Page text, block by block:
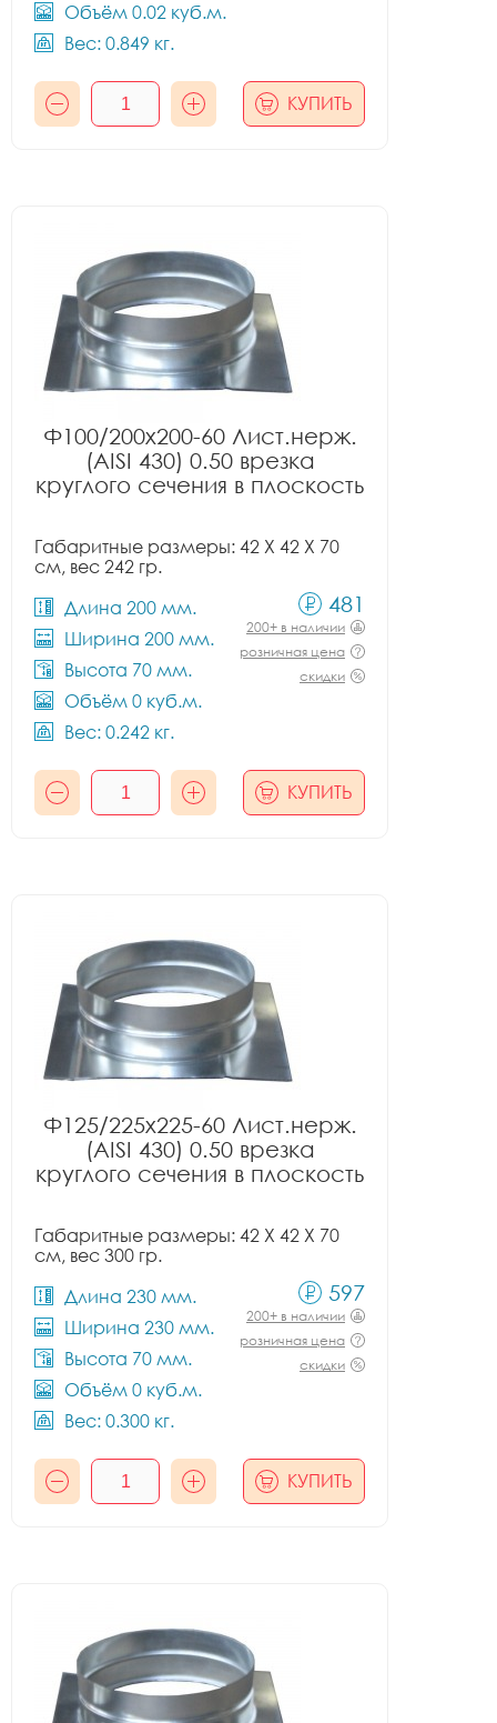
Объём 0.02 куб.м.
Вес: 0.849 кг.
КУПИТЬ
Ф100/200x200-60 Лист.нерж.
(AISI 430) 0.50 врезка
круглого сечения в плоскость
Габаритные размеры: 42 X 42 X 70
см, вес 242 гр.
Длина 200 мм.
Ширина 200 мм.
Высота 70 мм.
Объём 0 куб.м.
Вес: 0.242 кг.
481
200+ в наличии
розничная цена
скидки
КУПИТЬ
Ф125/225x225-60 Лист.нерж.
(AISI 430) 0.50 врезка
круглого сечения в плоскость
Габаритные размеры: 42 X 42 X 70
см, вес 300 гр.
Длина 230 мм.
Ширина 230 мм.
Высота 70 мм.
Объём 0 куб.м.
Вес: 0.300 кг.
597
200+ в наличии
розничная цена
скидки
КУПИТЬ